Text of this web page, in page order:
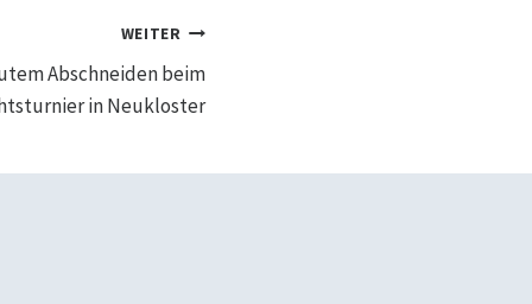
WEITER
Abschneiden beim
in Neukloster